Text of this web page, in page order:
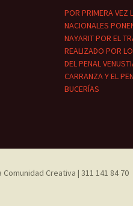
POR PRIMERA VEZ
NACIONALES
NAYARIT POR EL
REALIZADO POR
DEL PENAL
CARRANZA Y EL
BUCERÍAS
Creativa | 311 141 84 70